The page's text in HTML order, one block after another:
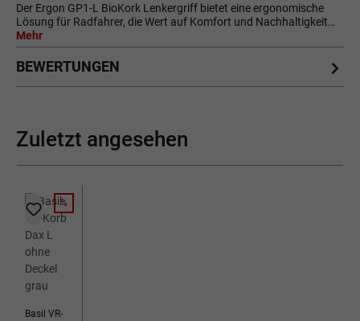
Der Ergon GP1-L BioKork Lenkergriff bietet eine ergonomische
Lösung für Radfahrer, die Wert auf Komfort und Nachhaltigkeit…
Mehr
BEWERTUNGEN
Zuletzt angesehen
RABATT
%
Basil VR-